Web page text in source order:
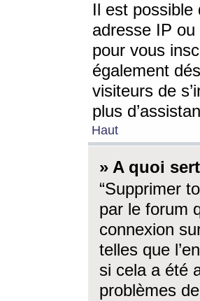
Il est possible
adresse IP ou
pour vous
également
visiteurs de
plus
Haut
» A quoi
“Supprimer
par le forum
connexion
telles que
si cela a été
problèmes